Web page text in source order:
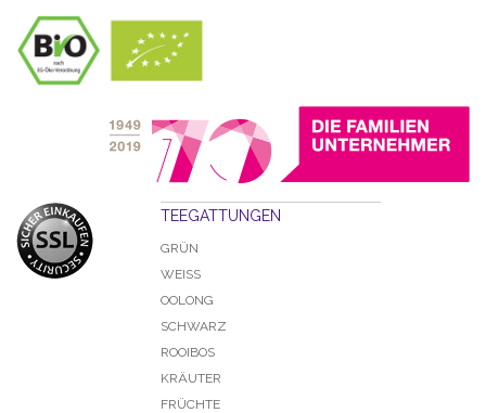
TEEGATTUNGEN
GRÜN
WEISS
OOLONG
SCHWARZ
ROOIBOS
KRÄUTER
FRÜCHTE